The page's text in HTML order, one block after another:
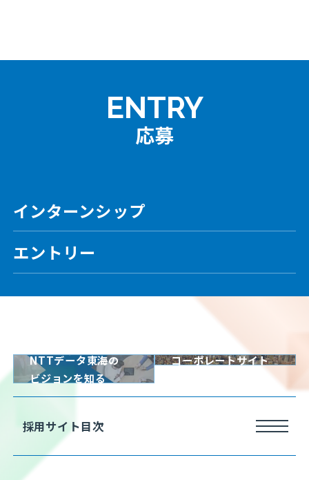
ENTRY
応募
インターンシップ
エントリー
NTTデータ東海の
ビジョンを知る
コーポレートサイト
採用サイト目次